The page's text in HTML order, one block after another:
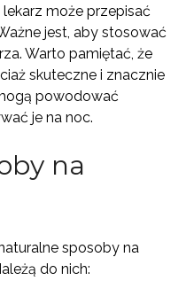
może przepisać
jest, aby stosować
Warto pamiętać, że
skuteczne i znacznie
powodować
je na noc.
na
sposoby na
do nich: